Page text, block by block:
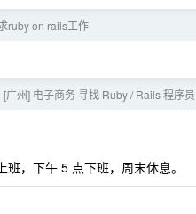
ruby on rails工作
[广州] 电子商务 寻找 Ruby / Rails 程序员
，下午 5 点下班，周末休息。